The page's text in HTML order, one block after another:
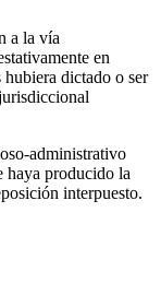
a la vía
en
dictado o ser
administrativo
haya producido la
interpuesto.